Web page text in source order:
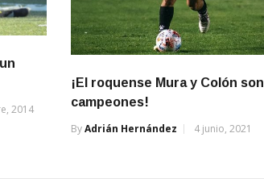
2014
¡El roquense Mura y Colón son
campeones!
ByAdrián Hernández 4 junio, 2021